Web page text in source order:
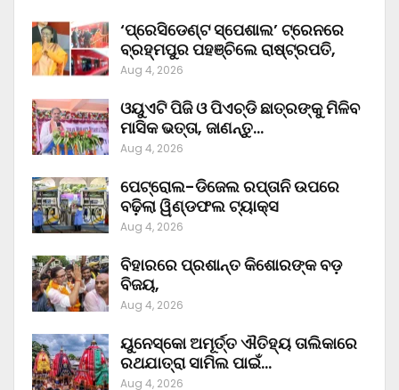
‘ପ୍ରେସିଡେଣ୍ଟ ସ୍ପେଶାଲ’ ଟ୍ରେନରେ
ବ୍ରହ୍ମପୁର ପହଞ୍ଚିଲେ ରାଷ୍ଟ୍ରପତି,
Aug 4, 2026
ଓୟୁଏଟି ପିଜି ଓ ପିଏଚ୍‌ଡି ଛାତ୍ରଙ୍କୁ ମିଳିବ
ମାସିକ ଭତ୍ତା, ଜାଣନ୍ତୁ…
Aug 4, 2026
ପେଟ୍ରୋଲ-ଡିଜେଲ ରପ୍ତାନି ଉପରେ
ବଢ଼ିଲା ୱିଣ୍ଡଫଲ ଟ୍ୟାକ୍ସ
Aug 4, 2026
ବିହାରରେ ପ୍ରଶାନ୍ତ କିଶୋରଙ୍କ ବଡ଼
ବିଜୟ,
Aug 4, 2026
ୟୁନେସ୍କୋ ଅମୂର୍ତ୍ତ ଐତିହ୍ୟ ତାଲିକାରେ
ରଥଯାତ୍ରା ସାମିଲ ପାଇଁ…
Aug 4, 2026